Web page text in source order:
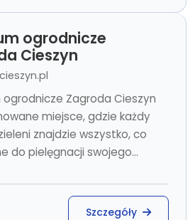
ogrodnicze
Cieszyn
Zagroda Cieszyn
miejsce, gdzie każdy
znajdzie wszystko, co
do pielęgnacji swojego...
Szczegóły